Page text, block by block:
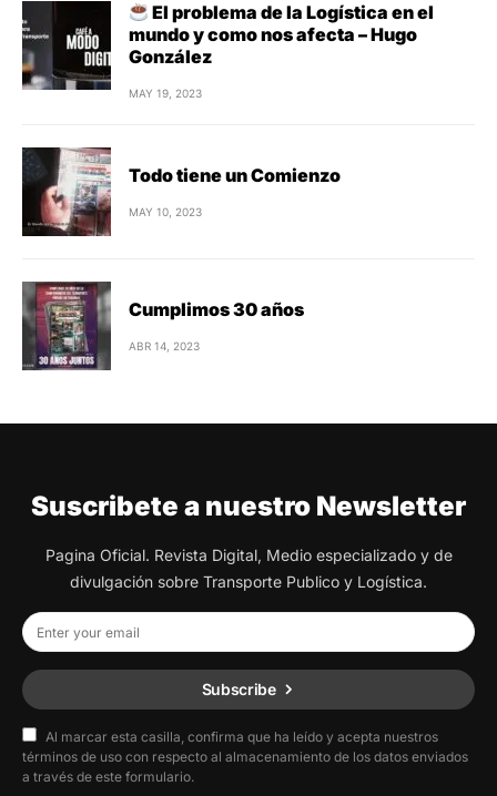
El problema de la Logística en el
mundo y como nos afecta – Hugo
González
MAY 19, 2023
Todo tiene un Comienzo
MAY 10, 2023
Cumplimos 30 años
ABR 14, 2023
Suscribete a nuestro Newsletter
Pagina Oficial. Revista Digital, Medio especializado y de
divulgación sobre Transporte Publico y Logística.
Subscribe
Al marcar esta casilla, confirma que ha leído y acepta nuestros
términos de uso con respecto al almacenamiento de los datos enviados
a través de este formulario.